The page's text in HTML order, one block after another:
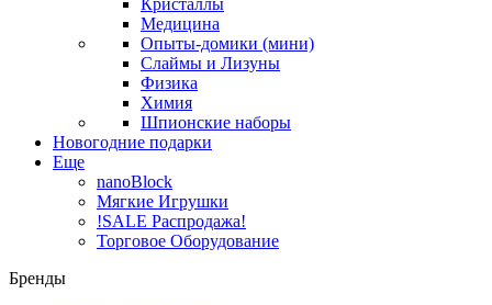
Кристаллы
Медицина
Опыты-домики (мини)
Слаймы и Лизуны
Физика
Химия
Шпионские наборы
Новогодние подарки
Еще
nanoBlock
Мягкие Игрушки
!SALE Распродажа!
Торговое Оборудование
Бренды